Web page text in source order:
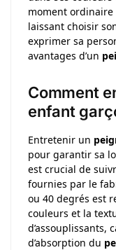
moment ordinaire
laissant choisir
exprimer sa
avantages d’un
Comment
enfant
Entretenir un
pour garantir sa
est crucial de
fournies par le
ou 40 degrés est
couleurs et la
d’assouplissants,
d’absorption du